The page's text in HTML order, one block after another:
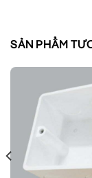
SẢN PHẨM